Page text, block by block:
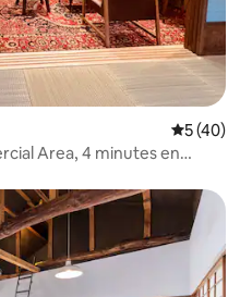
5 (40)
Area, 4 minutes en
2 salles de bain